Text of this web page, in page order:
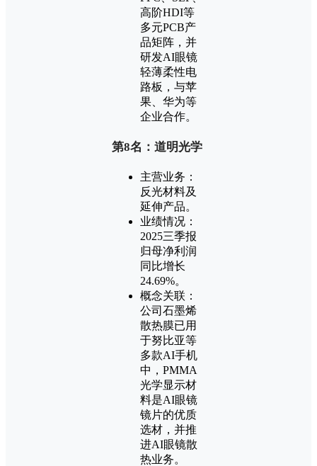
高阶HDI等
多元PCB产
品矩阵，并
研发AI眼镜
轻薄柔性电
路板，与苹
果、华为等
企业合作。
第8名：道明光学
主营业务：
反光材料及
延伸产品。
业绩情况：
2025三季报
归母净利润
同比增长
24.69%。
概念关联：
公司石墨烯
散热膜已用
于努比亚等
多款AI手机
中，PMMA
光学显示材
料是AI眼镜
镜片的优质
选材，并推
进AI眼镜散
热业务。